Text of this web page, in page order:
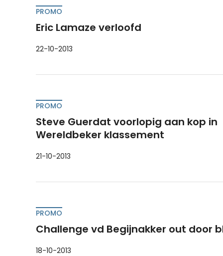
PROMO
Eric Lamaze verloofd
22-10-2013
PROMO
Steve Guerdat voorlopig aan kop in
Wereldbeker klassement
21-10-2013
PROMO
Challenge vd Begijnakker out door
18-10-2013